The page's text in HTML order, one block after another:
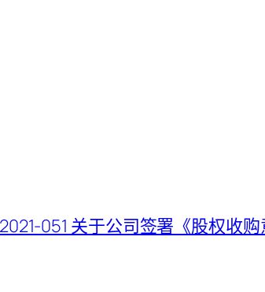
2021-051 关于公司签署《股权收